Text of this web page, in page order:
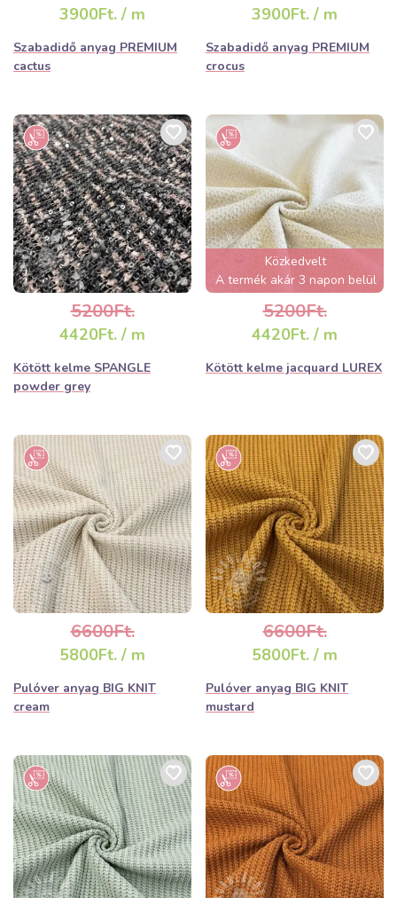
3900Ft. / m
Szabadidő anyag PREMIUM
cactus
3900Ft. / m
Szabadidő anyag PREMIUM
crocus
5200Ft.
4420Ft. / m
Kötött kelme SPANGLE
powder grey
Közkedvelt
A termék akár 3 napon belül
elfogyhat!
5200Ft.
4420Ft. / m
Kötött kelme jacquard LUREX
6600Ft.
5800Ft. / m
Pulóver anyag BIG KNIT
cream
6600Ft.
5800Ft. / m
Pulóver anyag BIG KNIT
mustard